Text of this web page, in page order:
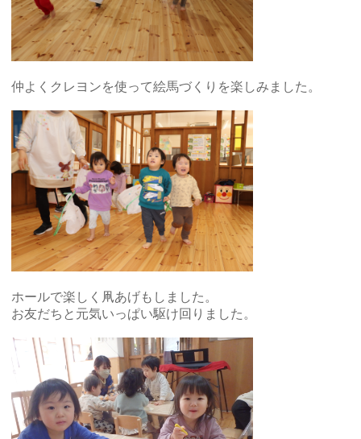
仲よくクレヨンを使って絵馬づくりを楽しみました。
ホールで楽しく凧あげもしました。
お友だちと元気いっぱい駆け回りました。